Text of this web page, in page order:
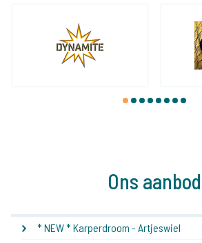
1 2 3 4 5 6 7 8
Ons aanbod
* NEW * Karperdroom - Artjeswiel